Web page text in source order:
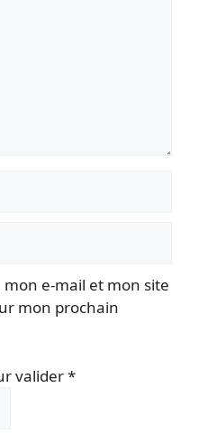
e-mail et mon site
mon prochain
valider*